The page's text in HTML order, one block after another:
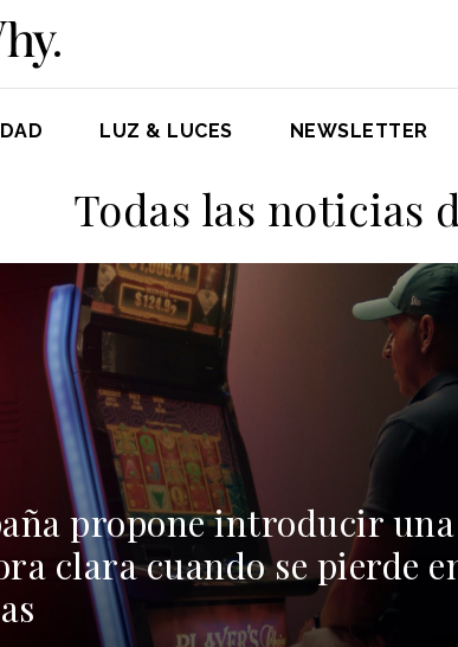
LUZ & LUCES NEWSLETTER
Todas las noticias
propone introducir una
clara cuando se pierde